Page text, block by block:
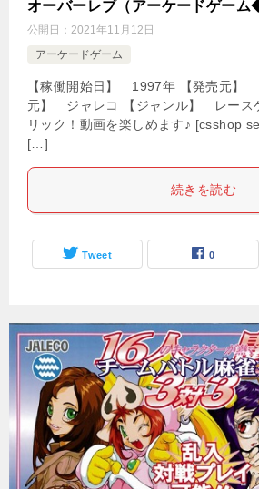
オーバーレブ（アーケードゲーム
公開日： 2021年11月12日
アーケードゲーム
【稼働開始日】 1997年 【発売元】
元】 ジャレコ 【ジャンル】 レース
リック！動画を楽しめます♪ [csshop
[…]
続きを読む
Tweet 0